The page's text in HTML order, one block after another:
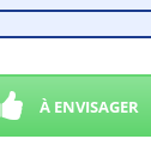
À ENVISAGER